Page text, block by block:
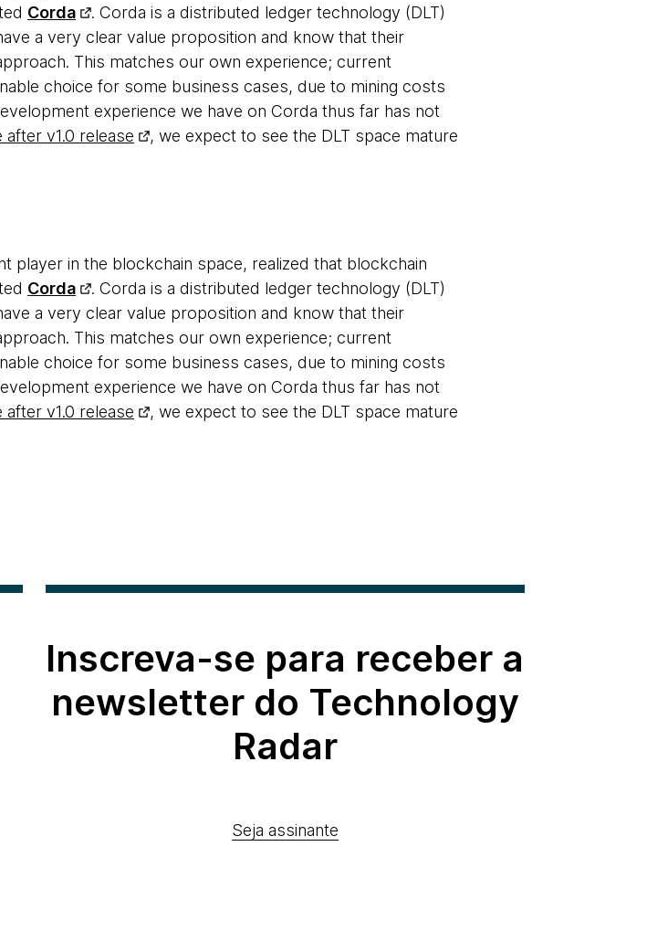
Corda
. Corda is a distributed ledger technology (DLT)
a very clear value proposition and know that their
This matches our own experience; current
choice for some business cases, due to mining costs
experience we have on Corda thus far has not
v1.0 release
, we expect to see the DLT space mature
player in the blockchain space, realized that blockchain
Corda
. Corda is a distributed ledger technology (DLT)
a very clear value proposition and know that their
This matches our own experience; current
choice for some business cases, due to mining costs
experience we have on Corda thus far has not
v1.0 release
, we expect to see the DLT space mature
Inscreva-se para receber a
newsletter do Technology
Radar
Seja assinante